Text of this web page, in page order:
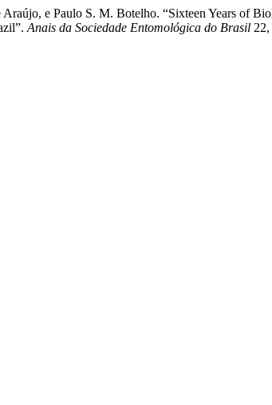
e Paulo S. M. Botelho. “Sixteen Years of
Anais da Sociedade Entomológica do Brasil